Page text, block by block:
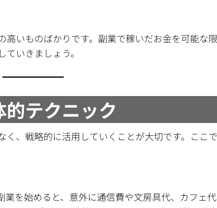
いものばかりです。副業で稼いだお金を可能な
いきましょう。
テクニック
、戦略的に活用していくことが大切です。ここ
を始めると、意外に通信費や文房具代、カフェ